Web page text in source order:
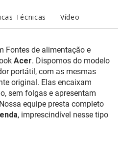
Técnicas Vídeo
Fontes de alimentação e
Acer. Dispomos do modelo
portátil, com as mesmas
original. Elas encaixam
sem folgas e apresentam
equipe presta completo
, imprescindível nesse tipo